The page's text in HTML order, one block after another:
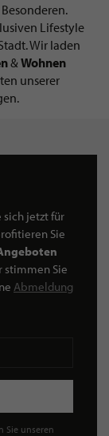
Lifestyle
Wir laden
&Wohnen
unserer
sich jetzt für
Sie
stimmen Sie
Abmeldung
Sie unseren